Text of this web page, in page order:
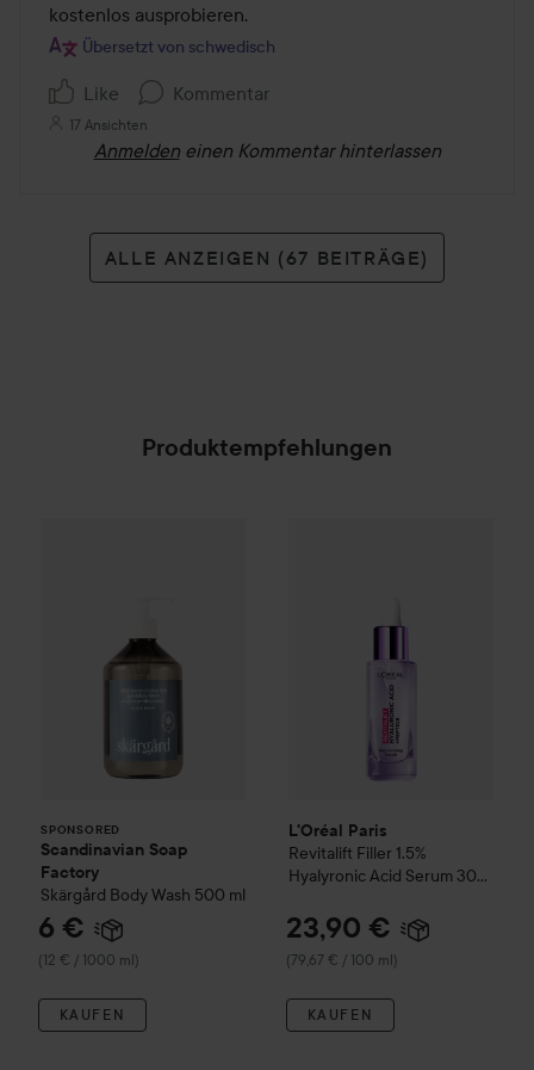
kostenlos ausprobieren.
Übersetzt von schwedisch
Like Kommentar
17 Ansichten
Anmelden einen Kommentar hinterlassen
ALLE ANZEIGEN (67 BEITRÄGE)
Produktempfehlungen
SPONSORED
Scandinavian Soap
Factory
Skärgård Body Wash 500 ml
6 €
(12 € / 1000 ml)
KAUFEN
L'Oréal Paris
Revitalift Filler 1.5%
Hyalyronic Acid Serum 30
23,90 €
(79,67 € / 100 ml)
KAUFEN